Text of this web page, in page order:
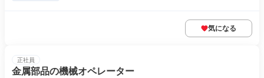
気になる
正社員
金属部品の機械オペレーター